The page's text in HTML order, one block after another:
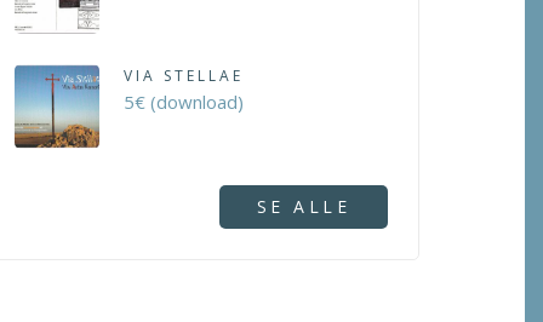
VIA STELLAE
5€ (download)
SE ALLE